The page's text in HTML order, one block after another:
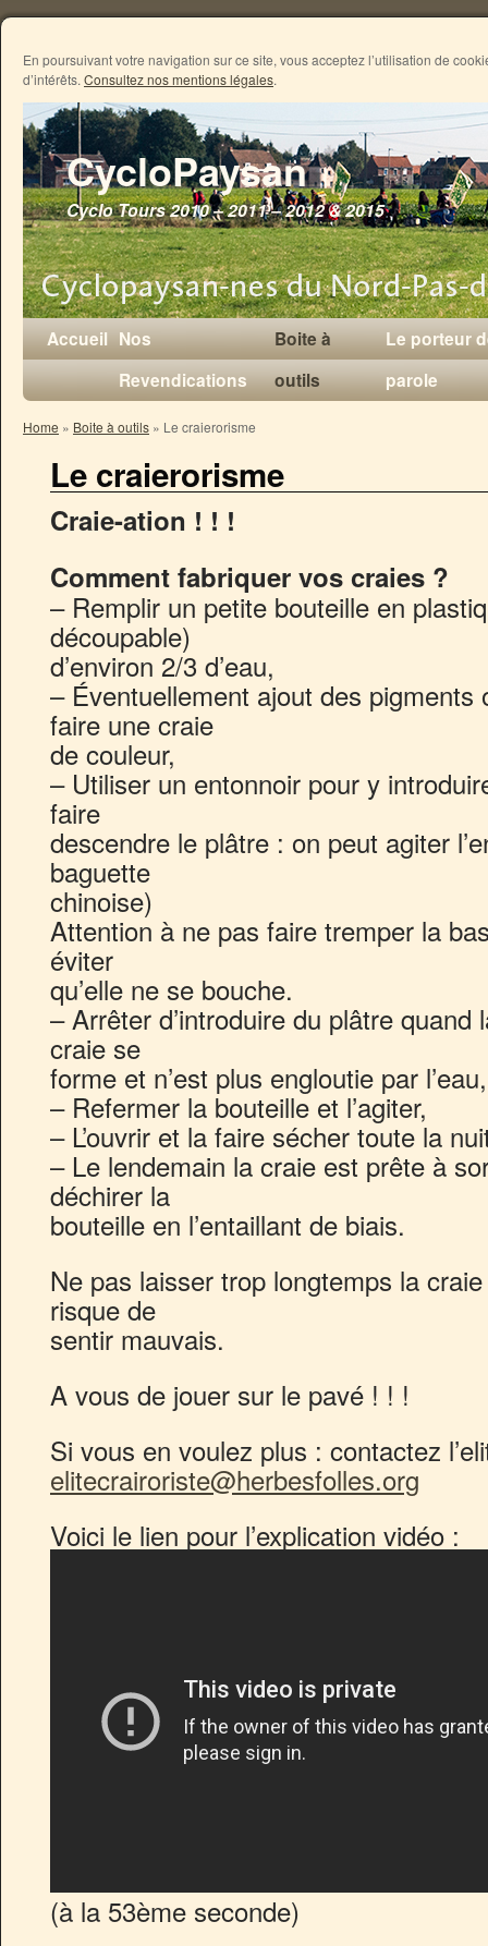
En poursuivant votre navigation sur ce site, vous acceptez l’utilisation de
d’intérêts. Consultez nos mentions légales.
CycloPaysan
Cyclo Tours 2010 – 2011 – 2012 & 2015
Accueil Nos
Revendications
Boite à
outils
Le porteur
parole
Home » Boite à outils » Le craierorisme
Le craierorisme
Craie-ation ! ! !
Comment fabriquer vos craies ?
– Remplir un petite bouteille en
découpable)
d’environ 2/3 d’eau,
– Éventuellement ajout des pigments
faire une craie
de couleur,
– Utiliser un entonnoir pour y
faire
descendre le plâtre : on peut agiter
baguette
chinoise)
Attention à ne pas faire tremper la
éviter
qu’elle ne se bouche.
– Arrêter d’introduire du plâtre
craie se
forme et n’est plus engloutie par l’eau,
– Refermer la bouteille et l’agiter,
– L’ouvrir et la faire sécher toute la
– Le lendemain la craie est prête à
déchirer la
bouteille en l’entaillant de biais.
Ne pas laisser trop longtemps la
risque de
sentir mauvais.
A vous de jouer sur le pavé ! ! !
Si vous en voulez plus : contactez
elitecrairoriste@herbesfolles.org
Voici le lien pour l’explication vidéo :
(à la 53ème seconde)